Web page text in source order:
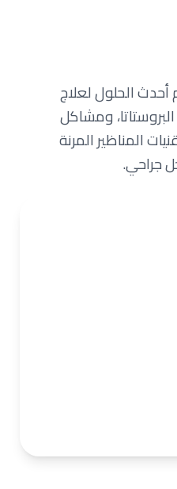
أحدث الحلول لعلاج
ومشاكل
المناظير المرنة
جراحي.